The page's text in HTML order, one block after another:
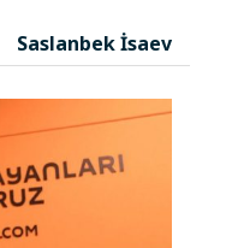
Saslanbek İsaev